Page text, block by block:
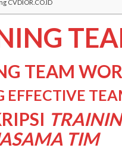
CVDIOR.CO.ID
TEAM
EFFECTIVE
TIM